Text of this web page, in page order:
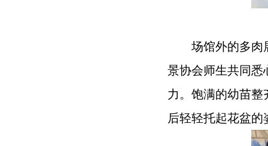
场馆外的多肉
景协会师生共同悉
力。饱满的幼苗
后轻轻托起花盆